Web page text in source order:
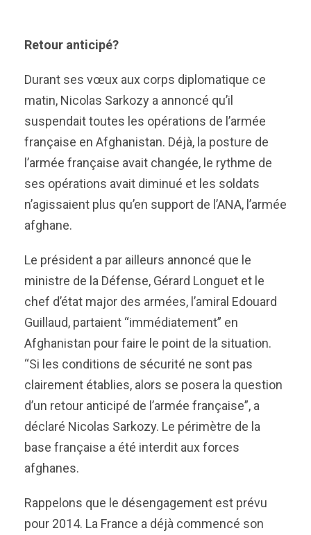
Retour anticipé?
Durant ses vœux aux corps diplomatique ce
matin, Nicolas Sarkozy a annoncé qu’il
suspendait toutes les opérations de l’armée
française en Afghanistan. Déjà, la posture de
l’armée française avait changée, le rythme de
ses opérations avait diminué et les soldats
n’agissaient plus qu’en support de l’ANA, l’armée
afghane.
Le président a par ailleurs annoncé que le
ministre de la Défense, Gérard Longuet et le
chef d’état major des armées, l’amiral Edouard
Guillaud, partaient “immédiatement” en
Afghanistan pour faire le point de la situation.
“Si les conditions de sécurité ne sont pas
clairement établies, alors se posera la question
d’un retour anticipé de l’armée française”, a
déclaré Nicolas Sarkozy. Le périmètre de la
base française a été interdit aux forces
afghanes.
Rappelons que le désengagement est prévu
pour 2014. La France a déjà commencé son